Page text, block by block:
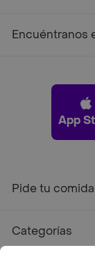
Encuéntranos
App
Pide tu
Categorías